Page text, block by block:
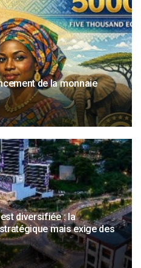
de la monnaie
diversifiée : la
mais exige des